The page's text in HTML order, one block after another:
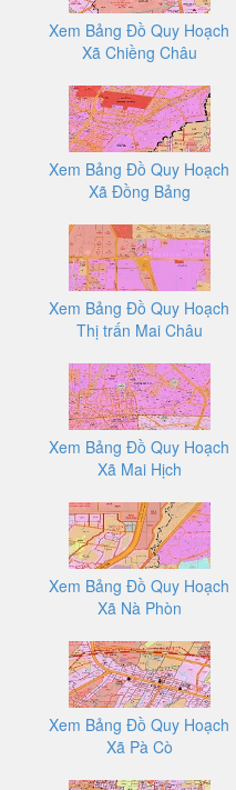
Xem Bảng Đồ Quy Hoạch
Xã Chiềng Châu
Xem Bảng Đồ Quy Hoạch
Xã Đồng Bảng
Xem Bảng Đồ Quy Hoạch
Thị trấn Mai Châu
Xem Bảng Đồ Quy Hoạch
Xã Mai Hịch
Xem Bảng Đồ Quy Hoạch
Xã Nà Phòn
Xem Bảng Đồ Quy Hoạch
Xã Pà Cò